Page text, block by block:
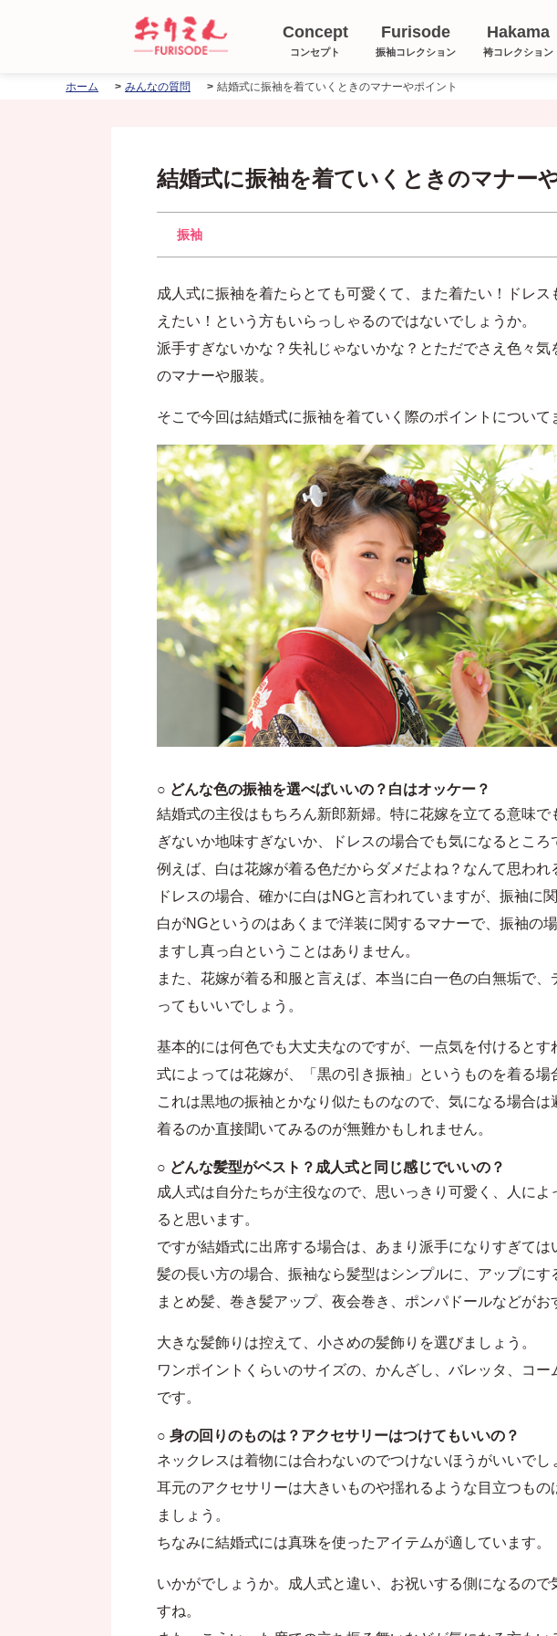
Concept
コンセプト
Furisode
振袖コレクション
Hakama
袴コレクション
ホーム みんなの質問 結婚式に振袖を着ていくときのマナーやポイント
結婚式に振袖を着ていくときのマナー
振袖
成人式に振袖を着たらとても可愛くて、また着たい！ドレ
えたい！という方もいらっしゃるのではないでしょうか。
派手すぎないかな？失礼じゃないかな？とただでさえ色々
のマナーや服装。
そこで今回は結婚式に振袖を着ていく際のポイントについて
○ どんな色の振袖を選べばいいの？白はオッケー？
結婚式の主役はもちろん新郎新婦。特に花嫁を立てる意味
ぎないか地味すぎないか、ドレスの場合でも気になるところ
例えば、白は花嫁が着る色だからダメだよね？なんて思われ
ドレスの場合、確かに白はNGと言われていますが、振袖に
白がNGというのはあくまで洋装に関するマナーで、振袖の
ますし真っ白ということはありません。
また、花嫁が着る和服と言えば、本当に白一色の白無垢で
ってもいいでしょう。
基本的には何色でも大丈夫なのですが、一点気を付けるとす
式によっては花嫁が、「黒の引き振袖」というものを着る場
これは黒地の振袖とかなり似たものなので、気になる場合
着るのか直接聞いてみるのが無難かもしれません。
○ どんな髪型がベスト？成人式と同じ感じでいいの？
成人式は自分たちが主役なので、思いっきり可愛く、人に
ると思います。
ですが結婚式に出席する場合は、あまり派手になりすぎては
髪の長い方の場合、振袖なら髪型はシンプルに、アップにす
まとめ髪、巻き髪アップ、夜会巻き、ポンパドールなどがお
大きな髪飾りは控えて、小さめの髪飾りを選びましょう。
ワンポイントくらいのサイズの、かんざし、バレッタ、コ
です。
○ 身の回りのものは？アクセサリーはつけてもいいの？
ネックレスは着物には合わないのでつけないほうがいいでし
耳元のアクセサリーは大きいものや揺れるような目立つも
ましょう。
ちなみに結婚式には真珠を使ったアイテムが適しています。
いかがでしょうか。成人式と違い、お祝いする側になるの
すね。